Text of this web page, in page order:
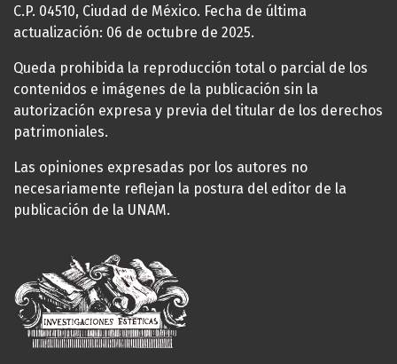
C.P. 04510, Ciudad de México. Fecha de última
actualización: 06 de octubre de 2025.
Queda prohibida la reproducción total o parcial de los
contenidos e imágenes de la publicación sin la
autorización expresa y previa del titular de los derechos
patrimoniales.
Las opiniones expresadas por los autores no
necesariamente reflejan la postura del editor de la
publicación de la UNAM.